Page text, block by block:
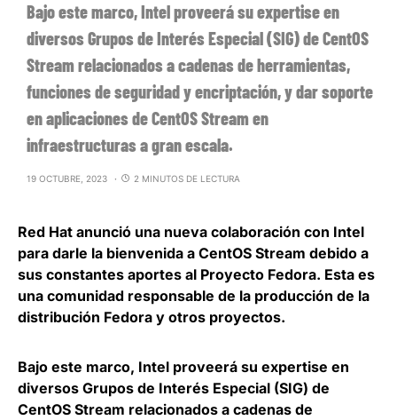
Bajo este marco, Intel proveerá su expertise en
diversos Grupos de Interés Especial (SIG) de CentOS
Stream relacionados a cadenas de herramientas,
funciones de seguridad y encriptación, y dar soporte
en aplicaciones de CentOS Stream en
infraestructuras a gran escala.
19 OCTUBRE, 2023 2 MINUTOS DE LECTURA
Red Hat anunció una nueva colaboración con Intel
para darle la bienvenida a CentOS Stream debido a
sus constantes aportes al Proyecto Fedora. Esta es
una comunidad responsable de la producción de la
distribución Fedora y otros proyectos.
Bajo este marco, Intel proveerá su expertise en
diversos Grupos de Interés Especial (SIG) de
CentOS Stream relacionados a cadenas de